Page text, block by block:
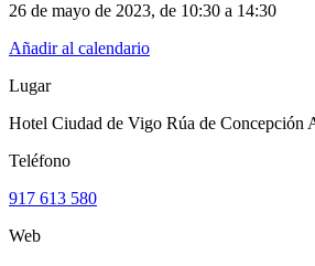
26 de mayo de 2023, de 10:30 a 14:30
Añadir al calendario
Lugar
Hotel Ciudad de Vigo Rúa de
Teléfono
917 613 580​
Web